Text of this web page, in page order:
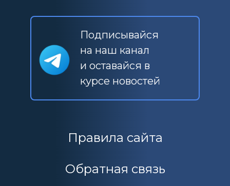
Правила сайта
Обратная связь
Подписывайся
на наш канал
и оставайся в
курсе новостей